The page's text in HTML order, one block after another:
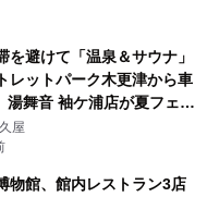
を避けて「温泉＆サウナ」
レットパーク木更津から車
舞音 袖ケ浦店が夏フェア
提供
屋
物館、館内レストラン3店